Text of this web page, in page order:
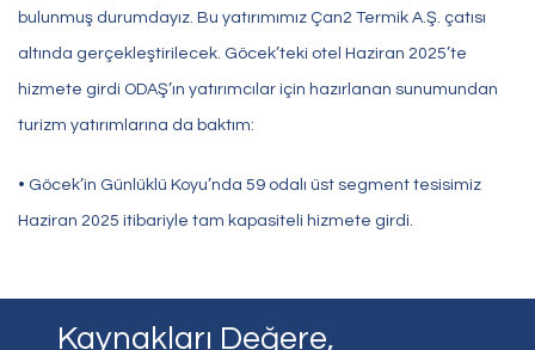
bulunmuş durumdayız. Bu yatırımımız Çan2 Termik A.Ş. çatısı
altında gerçekleştirilecek. Göcek’teki otel Haziran 2025’te
hizmete girdi ODAŞ’ın yatırımcılar için hazırlanan sunumundan
turizm yatırımlarına da baktım:
• Göcek’in Günlüklü Koyu’nda 59 odalı üst segment tesisimiz
Haziran 2025 itibariyle tam kapasiteli hizmete girdi.
Kaynakları Değere,